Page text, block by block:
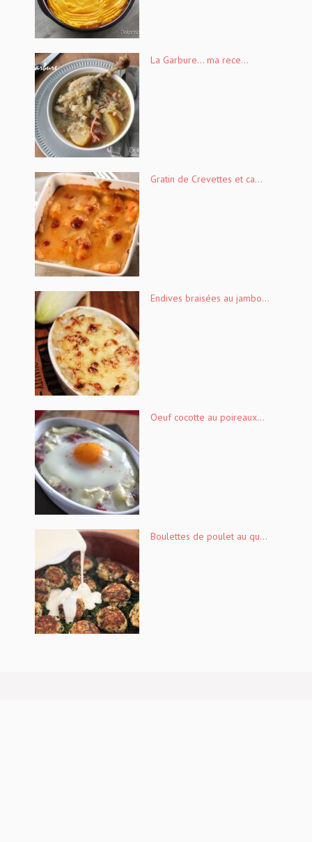
La Garbure… ma rece...
Gratin de Crevettes et ca...
Endives braisées au jambo...
Oeuf cocotte au poireaux...
Boulettes de poulet au qu...